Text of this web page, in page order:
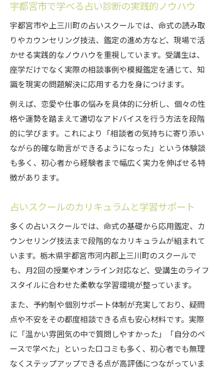
宇都宮市で学べる占い診断の実践的ノウハウ
宇都宮市や上三川町の占いスクールでは、命式の読み取
りやカウンセリング技法、鑑定の進め方など、現場で活
かせる実践的なノウハウを重視しています。受講生は、
座学だけでなく実際の相談事例や模擬鑑定を通じて、知
識を現実の問題解決に応用する力を身につけます。
例えば、恋愛や仕事の悩みを具体的に分析し、個々の性
格や運勢を踏まえて適切なアドバイスを行う方法を段階
的に学びます。これにより「相談者の気持ちに寄り添い
ながら的確な助言ができるようになった」という体験談
も多く、初心者から経験者まで幅広く実力を伸ばせる特
徴があります。
占いスクールのカリキュラムと学習サポート
多くの占いスクールでは、命式の基礎から応用鑑定、カ
ウンセリング技法まで段階的なカリキュラムが組まれて
います。栃木県宇都宮市河内郡上三川町のスクールで
も、月2回の授業やオンライン対応など、受講生のライフ
スタイルに合わせた柔軟な学習環境が整っています。
また、予約制や個別サポート体制が充実しており、疑問
点や不安をその都度相談できる点も安心材料です。実際
に「温かい雰囲気の中で質問しやすかった」「自分のペ
ースで学べた」といった口コミも多く、初心者でも無理
なくステップアップできる点が高評価につながっていま